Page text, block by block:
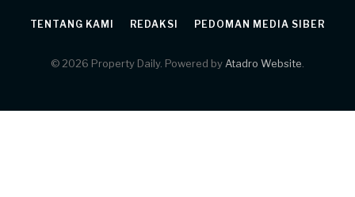
TENTANG KAMI REDAKSI PEDOMAN MEDIA SIBER
© 2026 Property Daily. Powered by Atadro Website